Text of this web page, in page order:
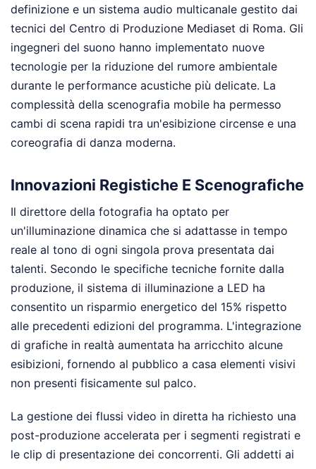
definizione e un sistema audio multicanale gestito dai
tecnici del Centro di Produzione Mediaset di Roma. Gli
ingegneri del suono hanno implementato nuove
tecnologie per la riduzione del rumore ambientale
durante le performance acustiche più delicate. La
complessità della scenografia mobile ha permesso
cambi di scena rapidi tra un'esibizione circense e una
coreografia di danza moderna.
Innovazioni Registiche E Scenografiche
Il direttore della fotografia ha optato per
un'illuminazione dinamica che si adattasse in tempo
reale al tono di ogni singola prova presentata dai
talenti. Secondo le specifiche tecniche fornite dalla
produzione, il sistema di illuminazione a LED ha
consentito un risparmio energetico del 15% rispetto
alle precedenti edizioni del programma. L'integrazione
di grafiche in realtà aumentata ha arricchito alcune
esibizioni, fornendo al pubblico a casa elementi visivi
non presenti fisicamente sul palco.
La gestione dei flussi video in diretta ha richiesto una
post-produzione accelerata per i segmenti registrati e
le clip di presentazione dei concorrenti. Gli addetti ai